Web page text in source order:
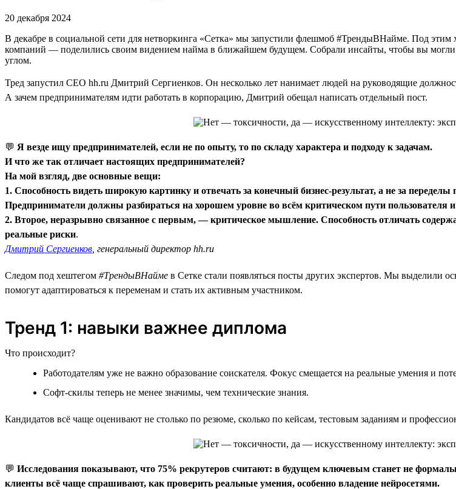
20 декабря 2024
В декабре в социальной сети для нетворкинга «Сетка» мы запустили флешмоб #ТрендыВНайме. Под
компаний — поделились своим видением найма в ближайшем будущем. Собрали инсайты, чтобы вы могли
углом.
Тред запустил CEO hh.ru Дмитрий Сергиенков. Он несколько лет нанимает людей на руководящие
А зачем предпринимателям идти работать в корпорацию, Дмитрий обещал написать отдельный пост.
💬 Я везде ищу предпринимателей, если не по опыту, то по складу характера и подходу к задачам.
И что же так отличает настоящих предпринимателей?
На мой взгляд, две основные вещи:
1. Способность видеть широкую картинку и отвечать за конечный бизнес-результат, а не за
Предприниматели должны разбираться на хорошем уровне во всём критическом пути пользователя и
2. Второе, неразрывно связанное с первым, — критическое мышление. Способность отличать
реальные риски.
Дмитрий Сергиенков , генеральный директор hh.ru
Следом под хештегом #ТрендыВНайме в Сетке стали появляться посты других экспертов. Мы выделили
помогут адаптироваться к переменам и стать их активным участником.
Тренд 1: навыки важнее диплома
Что происходит?
Работодателям уже не важно образование соискателя. Фокус смещается на реальные умения и
Софт-скилы теперь не менее значимы, чем технические знания.
Кандидатов всё чаще оценивают не столько по резюме, сколько по кейсам, тестовым заданиям и
💬 Исследования показывают, что 75% рекрутеров считают: в будущем ключевым станет не
клиенты всё чаще спрашивают, как проверить реальные умения, особенно владение нейросетями.